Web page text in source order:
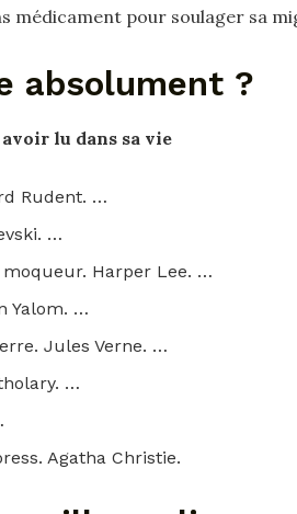
médicament pour soulager sa
absolument ?
lu dans sa vie
Rudent. …
…
moqueur. Harper Lee. …
Yalom. …
Jules Verne. …
…
Agatha Christie.